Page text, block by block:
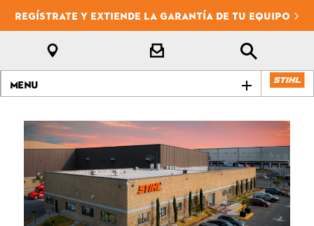
REGÍSTRATE Y EXTIENDE LA GARANTÍA DE TU EQUIPO
Menu